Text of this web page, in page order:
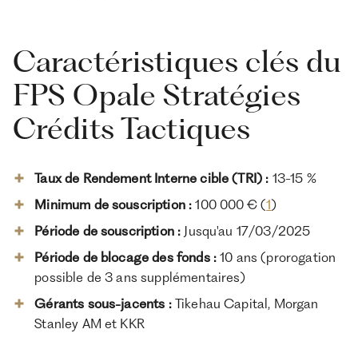
Caractéristiques clés du
FPS Opale Stratégies
Crédits Tactiques
Taux de Rendement Interne cible (TRI) : 13-15 %
Minimum de souscription :100 000 € (1)
Période de souscription : Jusqu'au 17/03/2025
Période de blocage des fonds :10 ans (prorogation
possible de 3 ans supplémentaires)
Gérants sous-jacents : Tikehau Capital, Morgan
Stanley AM et KKR